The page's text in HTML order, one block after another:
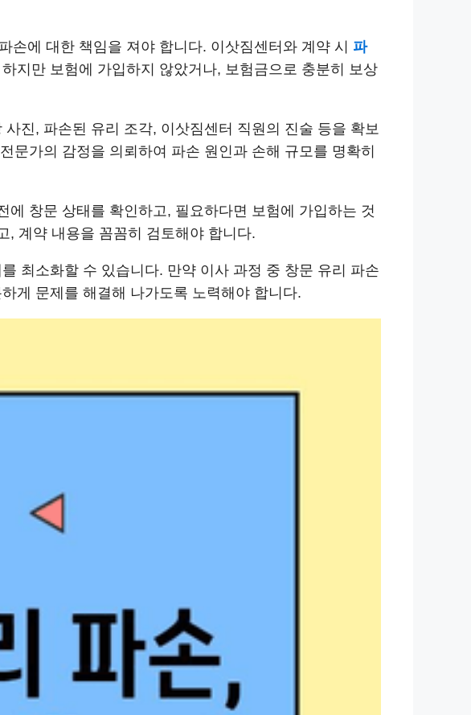
손에 대한 책임을 져야 합니다. 이삿짐센터와 계약 시 파
지만 보험에 가입하지 않았거나, 보험금으로 충분히 보상
진, 파손된 유리 조각, 이삿짐센터 직원의 진술 등을 확보
문가의 감정을 의뢰하여 파손 원인과 손해 규모를 명확히
에 창문 상태를 확인하고, 필요하다면 보험에 가입하는 것
, 계약 내용을 꼼꼼히 검토해야 합니다.
최소화할 수 있습니다. 만약 이사 과정 중 창문 유리 파손
게 문제를 해결해 나가도록 노력해야 합니다.